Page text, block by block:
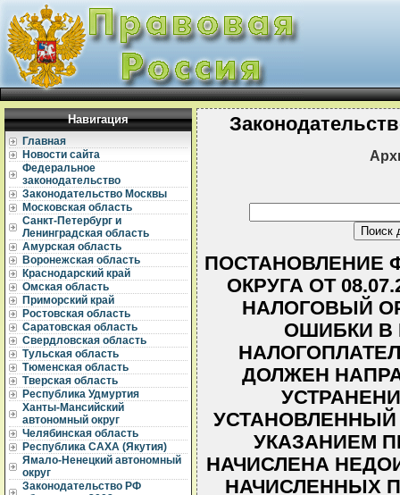
Навигация
Главная
Новости сайта
Федеральное
законодательство
Законодательство Москвы
Московская область
Санкт-Петербург и
Ленинградская область
Амурская область
Воронежская область
Краснодарский край
Омская область
Приморский край
Ростовская область
Саратовская область
Свердловская область
Тульская область
Тюменская область
Тверская область
Республика Удмуртия
Ханты-Мансийский
автономный округ
Челябинская область
Республика САХА (Якутия)
Ямало-Ненецкий автономный
округ
Законодательство РФ
ПОСТАНОВЛЕНИЕ
ОКРУГА ОТ
НАЛОГОВЫЙ
ОШИБКИ В
ДОЛЖЕН
УКАЗАНИЕМ
НАЧИСЛЕНА
НАЧИСЛЕННЫХ